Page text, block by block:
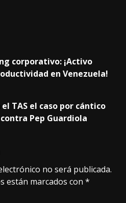
corporativo: ¡Activo
en Venezuela!
TAS el caso por cántico
Pep Guardiola
no será publicada.
están marcados con *